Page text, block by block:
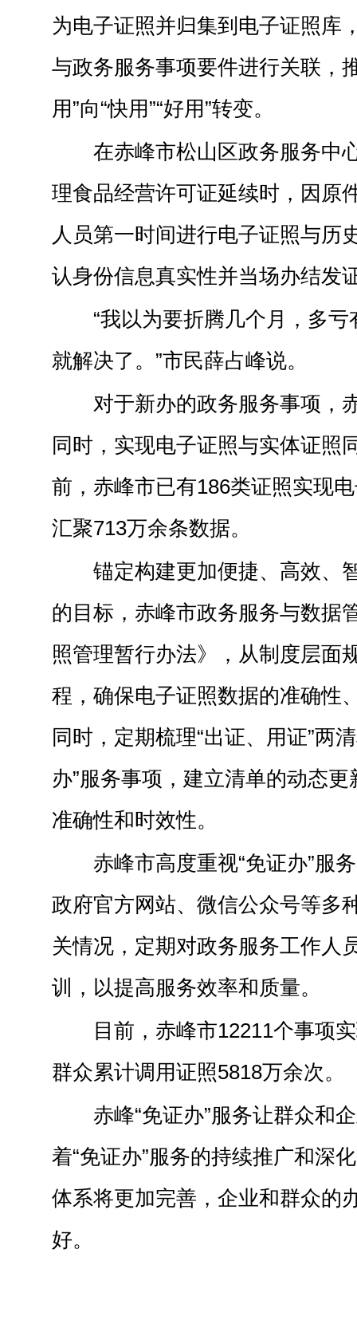
为电子证照并归集到电子证照库
与政务服务事项要件进行关联，
用”向“快用”“好用”转变。
在赤峰市松山区政务服务中
理食品经营许可证延续时，因原
人员第一时间进行电子证照与历
认身份信息真实性并当场办结发
“我以为要折腾几个月，多
就解决了。”市民薛占峰说。
对于新办的政务服务事项，
同时，实现电子证照与实体证照
前，赤峰市已有186类证照实现
汇聚713万余条数据。
锚定构建更加便捷、高效、
的目标，赤峰市政务服务与数据
照管理暂行办法》，从制度层面
程，确保电子证照数据的准确性
同时，定期梳理“出证、用证”两
办”服务事项，建立清单的动态
准确性和时效性。
赤峰市高度重视“免证办”服
政府官方网站、微信公众号等多
关情况，定期对政务服务工作人
训，以提高服务效率和质量。
目前，赤峰市12211个事项
群众累计调用证照5818万余次。
赤峰“免证办”服务让群众和
着“免证办”服务的持续推广和深
体系将更加完善，企业和群众的
好。